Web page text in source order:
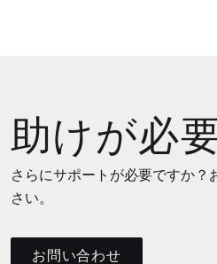
助けが必
さらにサポートが必要ですか？
さい。
お問い合わせ